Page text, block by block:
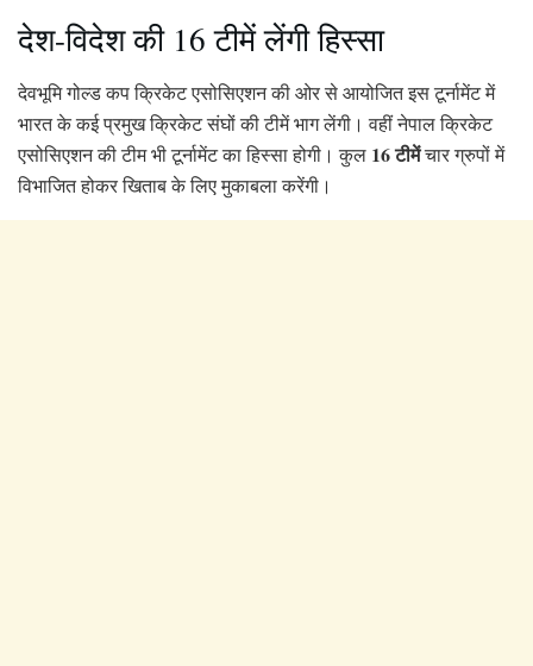
देश-विदेश की 16 टीमें लेंगी हिस्सा
देवभूमि गोल्ड कप क्रिकेट एसोसिएशन की ओर से आयोजित इस टूर्नामेंट में
भारत के कई प्रमुख क्रिकेट संघों की टीमें भाग लेंगी। वहीं नेपाल क्रिकेट
एसोसिएशन की टीम भी टूर्नामेंट का हिस्सा होगी। कुल 16 टीमेंचार ग्रुपों में
विभाजित होकर खिताब के लिए मुकाबला करेंगी।